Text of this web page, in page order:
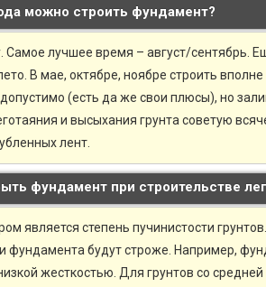
можно строить фундамент?
Самое лучшее время – август/сентябрь.
В мае, октябре, ноябре строить
(есть да же свои плюсы), но
и высыхания грунта советую
лент.
фундамент при строительстве
является степень пучинистости
фундамента будут строже. Например,
жесткостью. Для грунтов со